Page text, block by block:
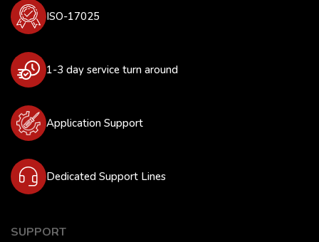
ISO-17025
1-3 day service turn around
Application Support
Dedicated Support Lines
SUPPORT